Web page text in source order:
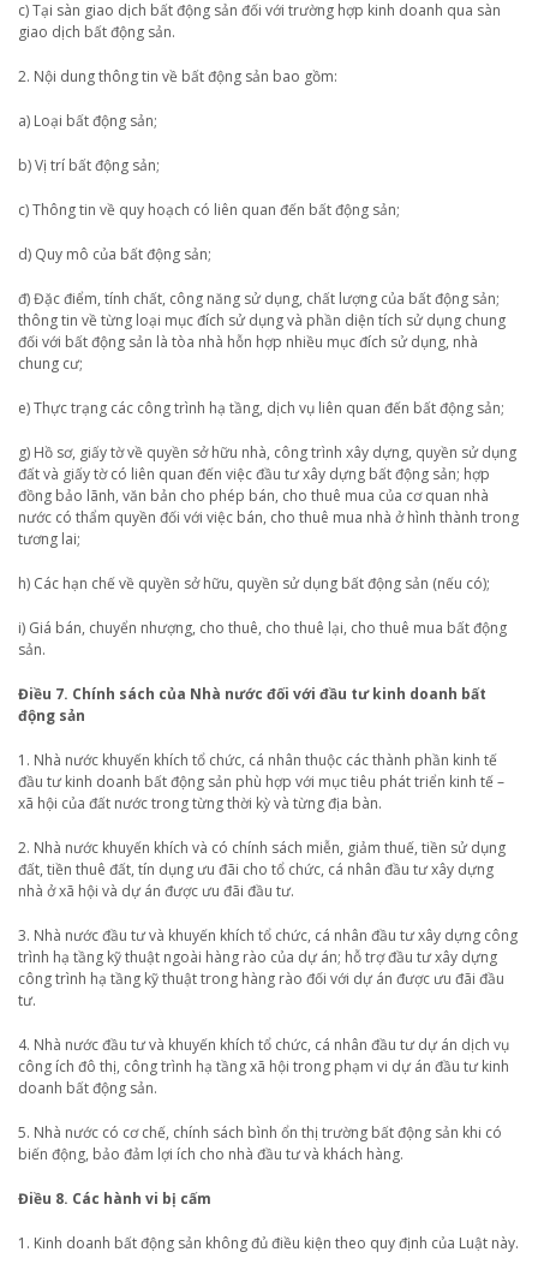
c) Tại sàn giao dịch bất động sản đối với trường hợp kinh doanh qua sàn
giao dịch bất động sản.
2. Nội dung thông tin về bất động sản bao gồm:
a) Loại bất động sản;
b) Vị trí bất động sản;
c) Thông tin về quy hoạch có liên quan đến bất động sản;
d) Quy mô của bất động sản;
đ) Đặc điểm, tính chất, công năng sử dụng, chất lượng của bất động sản;
thông tin về từng loại mục đích sử dụng và phần diện tích sử dụng chung
đối với bất động sản là tòa nhà hỗn hợp nhiều mục đích sử dụng, nhà
chung cư;
e) Thực trạng các công trình hạ tầng, dịch vụ liên quan đến bất động sản;
g) Hồ sơ, giấy tờ về quyền sở hữu nhà, công trình xây dựng, quyền sử dụng
đất và giấy tờ có liên quan đến việc đầu tư xây dựng bất động sản; hợp
đồng bảo lãnh, văn bản cho phép bán, cho thuê mua của cơ quan nhà
nước có thẩm quyền đối với việc bán, cho thuê mua nhà ở hình thành trong
tương lai;
h) Các hạn chế về quyền sở hữu, quyền sử dụng bất động sản (nếu có);
i) Giá bán, chuyển nhượng, cho thuê, cho thuê lại, cho thuê mua bất động
sản.
Điều 7. Chính sách của Nhà nước đối với đầu tư kinh doanh bất
động sản
1. Nhà nước khuyến khích tổ chức, cá nhân thuộc các thành phần kinh tế
đầu tư kinh doanh bất động sản phù hợp với mục tiêu phát triển kinh tế –
xã hội của đất nước trong từng thời kỳ và từng địa bàn.
2. Nhà nước khuyến khích và có chính sách miễn, giảm thuế, tiền sử dụng
đất, tiền thuê đất, tín dụng ưu đãi cho tổ chức, cá nhân đầu tư xây dựng
nhà ở xã hội và dự án được ưu đãi đầu tư.
3. Nhà nước đầu tư và khuyến khích tổ chức, cá nhân đầu tư xây dựng công
trình hạ tầng kỹ thuật ngoài hàng rào của dự án; hỗ trợ đầu tư xây dựng
công trình hạ tầng kỹ thuật trong hàng rào đối với dự án được ưu đãi đầu
tư.
4. Nhà nước đầu tư và khuyến khích tổ chức, cá nhân đầu tư dự án dịch vụ
công ích đô thị, công trình hạ tầng xã hội trong phạm vi dự án đầu tư kinh
doanh bất động sản.
5. Nhà nước có cơ chế, chính sách bình ổn thị trường bất động sản khi có
biến động, bảo đảm lợi ích cho nhà đầu tư và khách hàng.
Điều 8. Các hành vi bị cấm
1. Kinh doanh bất động sản không đủ điều kiện theo quy định của Luật này.